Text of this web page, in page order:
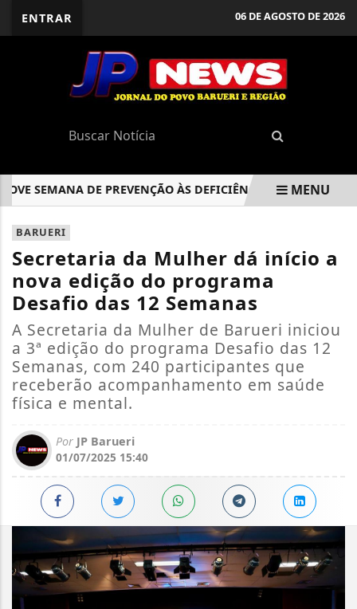
ENTRAR 06 DE AGOSTO DE 2026
SEMANA DE PREVENÇÃO ÀS DEFICIÊNCIAS COM PALESTRAS
EM ALTA
MENU
BARUERI
Secretaria da Mulher dá início a
nova edição do programa
Desafio das 12 Semanas
A Secretaria da Mulher de Barueri iniciou
a 3ª edição do programa Desafio das 12
Semanas, com 240 participantes que
receberão acompanhamento em saúde
física e mental.
Por JP Barueri
01/07/2025 15:40